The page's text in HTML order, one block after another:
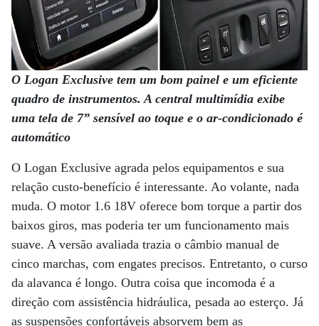
O Logan Exclusive tem um bom painel e um eficiente
quadro de instrumentos. A central multimídia exibe
uma tela de 7” sensível ao toque e o ar-condicionado é
automático
O Logan Exclusive agrada pelos equipamentos e sua
relação custo-benefício é interessante. Ao volante, nada
muda. O motor 1.6 18V oferece bom torque a partir dos
baixos giros, mas poderia ter um funcionamento mais
suave. A versão avaliada trazia o câmbio manual de
cinco marchas, com engates precisos. Entretanto, o curso
da alavanca é longo. Outra coisa que incomoda é a
direção com assistência hidráulica, pesada ao esterço. Já
as suspensões confortáveis absorvem bem as